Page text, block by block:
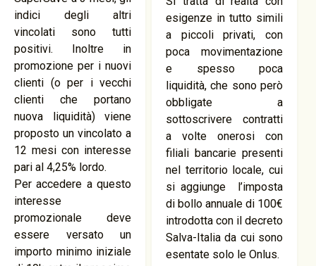
esigenze in tutto simili
a piccoli privati, con
poca movimentazione
e spesso poca
liquidità, che sono però
obbligate a
sottoscrivere contratti
a volte onerosi con
filiali bancarie presenti
nel territorio locale, cui
si aggiunge l’imposta
di bollo annuale di 100€
introdotta con il decreto
Salva-Italia da cui sono
esentate solo le Onlus.
indici degli altri
vincolati sono tutti
positivi. Inoltre in
promozione per i nuovi
clienti (o per i vecchi
clienti che portano
nuova liquidità) viene
proposto un vincolato a
12 mesi con interesse
pari al 4,25% lordo.
Per accedere a questo
interesse
promozionale deve
essere versato un
importo minimo iniziale